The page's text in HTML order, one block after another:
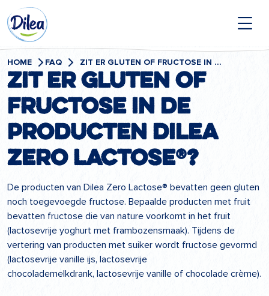
inhoud
Dilea
Zero
Lactose
HOME FAQ ZIT ER GLUTEN OF FRUCTOSE IN DE PRODUCTEN DILEA ZERO LACTOSE®?
Zit er gluten of
fructose in de
producten Dilea
Zero Lactose®?
De producten van Dilea Zero Lactose® bevatten geen gluten
noch toegevoegde fructose. Bepaalde producten met fruit
bevatten fructose die van nature voorkomt in het fruit
(lactosevrije yoghurt met frambozensmaak). Tijdens de
vertering van producten met suiker wordt fructose gevormd
(lactosevrije vanille ijs, lactosevrije
chocolademelkdrank, lactosevrije vanille of chocolade crème).